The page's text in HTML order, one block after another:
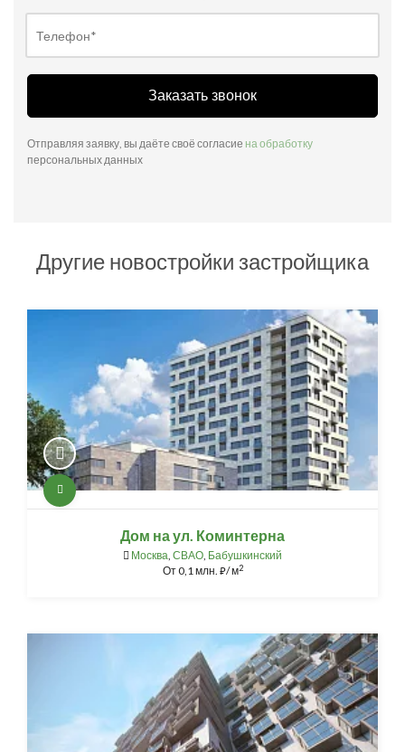
Заказать звонок
Отправляя заявку, вы даёте своё согласие на обработку
персональных данных
Другие новостройки застройщика
Дом на ул. Коминтерна
Москва, СВАО, Бабушкинский
От0,1 млн. ⃏/ м2